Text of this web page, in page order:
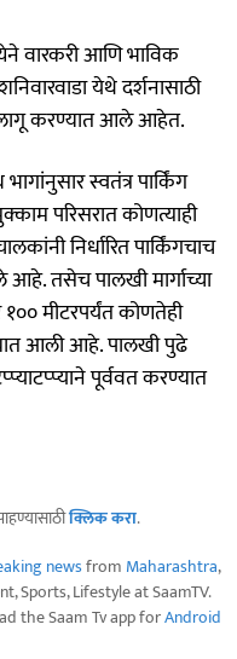
वारकरी आणि भाविक
येथे दर्शनासाठी
करण्यात आले आहेत.
स्वतंत्र पार्किंग
परिसरात कोणत्याही
निर्धारित पार्किंगचाच
तसेच पालखी मार्गाच्या
१०० मीटरपर्यंत कोणतेही
आली आहे. पालखी पुढे
पूर्ववत करण्यात
क्लिक करा.
newsfrom Maharashtra,
Sports, Lifestyle at SaamTV.
the Saam Tv app forAndroid